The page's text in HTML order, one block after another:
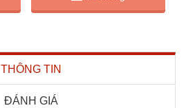
THÔNG TIN
ĐÁNH GIÁ